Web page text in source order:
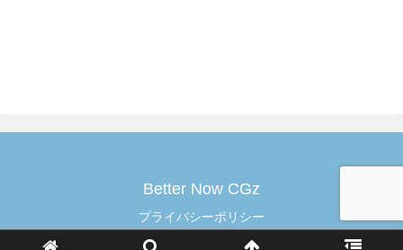
Better Now CGz
プライバシーポリシー